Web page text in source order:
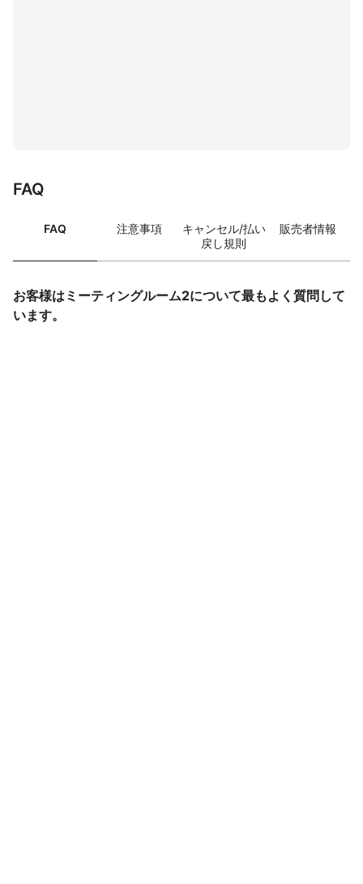
FAQ
FAQ 注意事項
キャンセル/払い
戻し規則
販売者情報
お客様はミーティングルーム2について最もよく質問して
います。